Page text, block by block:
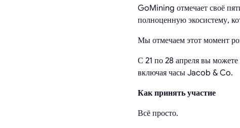
GoMining отмечает своё
полноценную экосистему,
Мы отмечаем этот момент
С 21 по 28 апреля вы можете
включая часы Jacob & Co.
Как принять участие
Всё просто.